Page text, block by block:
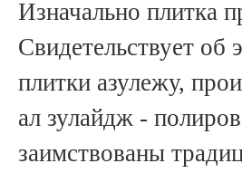
Изначально плитка
Свидетельствует об
ал зулайдж -
заимствованы